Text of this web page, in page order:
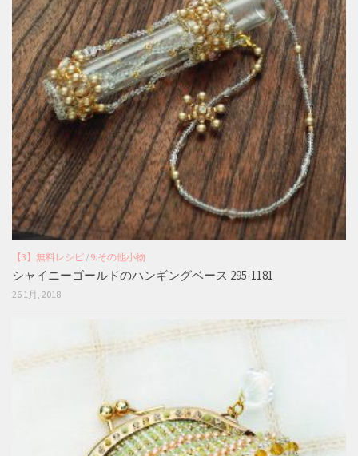
【3】無料レシピ / 9.その他小物
シャイニーゴールドのハンギングベース 295-1181
26 1月, 2018